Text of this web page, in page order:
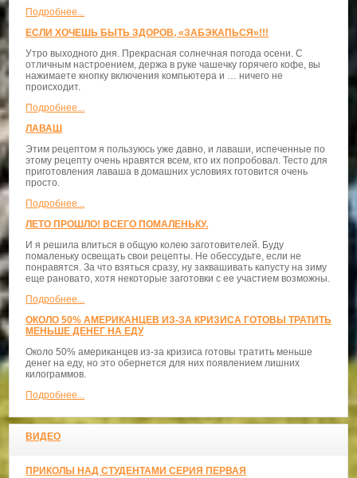
Подробнее...
ЕСЛИ ХОЧЕШЬ БЫТЬ ЗДОРОВ, «ЗАБЭКАПЬСЯ»!!!
Утро выходного дня. Прекрасная солнечная погода осени. С
отличным настроением, держа в руке чашечку горячего кофе, вы
нажимаете кнопку включения компьютера и … ничего не
происходит.
Подробнее...
ЛАВАШ
Этим рецептом я пользуюсь уже давно, и лаваши, испеченные по
этому рецепту очень нравятся всем, кто их попробовал. Тесто для
приготовления лаваша в домашних условиях готовится очень
просто.
Подробнее...
ЛЕТО ПРОШЛО! ВСЕГО ПОМАЛЕНЬКУ.
И я решила влиться в общую колею заготовителей. Буду
помаленьку освещать свои рецепты. Не обессудьте, если не
понравятся. За что взяться сразу, ну заквашивать капусту на зиму
еще рановато, хотя некоторые заготовки с ее участием возможны.
Подробнее...
ОКОЛО 50% АМЕРИКАНЦЕВ ИЗ-ЗА КРИЗИСА ГОТОВЫ ТРАТИТЬ
МЕНЬШЕ ДЕНЕГ НА ЕДУ
Около 50% американцев из-за кризиса готовы тратить меньше
денег на еду, но это обернется для них появлением лишних
килограммов.
Подробнее...
ВИДЕО
ПРИКОЛЫ НАД СТУДЕНТАМИ СЕРИЯ ПЕРВАЯ